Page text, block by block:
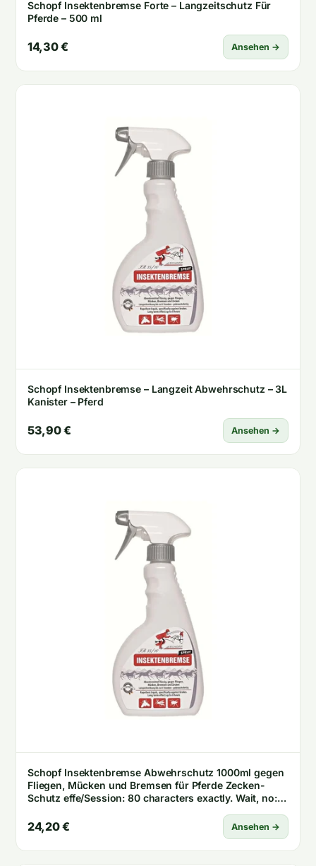
Schopf Insektenbremse Forte – Langzeitschutz Für
Pferde – 500 ml
14,30 € Ansehen →
Schopf Insektenbremse – Langzeit Abwehrschutz – 3L
Kanister – Pferd
53,90 € Ansehen →
Schopf Insektenbremse Abwehrschutz 1000ml gegen
Fliegen, Mücken und Bremsen für Pferde Zecken-
Schutz effe/Session: 80 characters exactly. Wait, no:
ensure: „Schopf Insektenbremse Abwehrschutz
1000ml
24,20 € Ansehen →